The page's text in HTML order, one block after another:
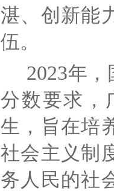
湛、创新能
伍。
2023年，
分数要求，
生，旨在培
社会主义制
务人民的社